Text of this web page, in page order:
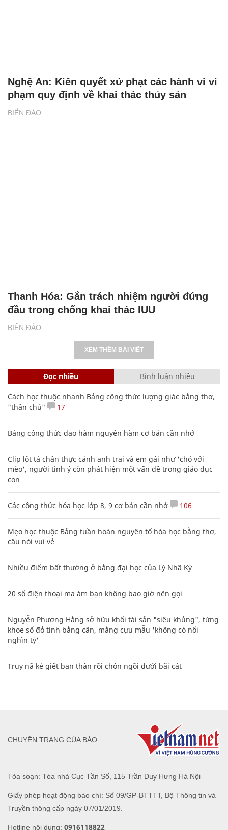
BIỂN ĐẢO
Nghệ An: Kiên quyết xử phạt các hành vi vi
phạm quy định về khai thác thủy sản
BIỂN ĐẢO
Thanh Hóa: Gắn trách nhiệm người đứng
đầu trong chống khai thác IUU
XEM THÊM BÀI VIẾT
Đọc nhiều Bình luận nhiều
Cách học thuộc nhanh Bảng công thức lượng giác bằng thơ,
"thần chú"
17
Bảng công thức đạo hàm nguyên hàm cơ bản cần nhớ
Clip lột tả chân thực cảnh anh trai và em gái như 'chó với
mèo', người tinh ý còn phát hiện một vấn đề trong giáo dục
con
Các công thức hóa học lớp 8, 9 cơ bản cần nhớ 106
Mẹo học thuộc Bảng tuần hoàn nguyên tố hóa học bằng thơ,
câu nói vui vẻ
Nhiều điểm bất thường ở bằng đại học của Lý Nhã Kỳ
20 số điện thoại ma ám bạn không bao giờ nên gọi
Nguyễn Phương Hằng sở hữu khối tài sản "siêu khủng", từng
khoe sổ đỏ tính bằng cân, mắng cựu mẫu 'không có nổi
nghìn tỷ'
Truy nã kẻ giết bạn thân rồi chôn ngồi dưới bãi cát
Tòa soạn: Tòa nhà Cục Tần Số, 115 Trần Duy Hưng Hà Nội
Giấy phép hoạt động báo chí: Số 09/GP-BTTTT, Bộ Thông tin và
Truyền thông cấp ngày 07/01/2019.
Hotline nội dung: 0916118822
CHUYÊN TRANG CỦA BÁO